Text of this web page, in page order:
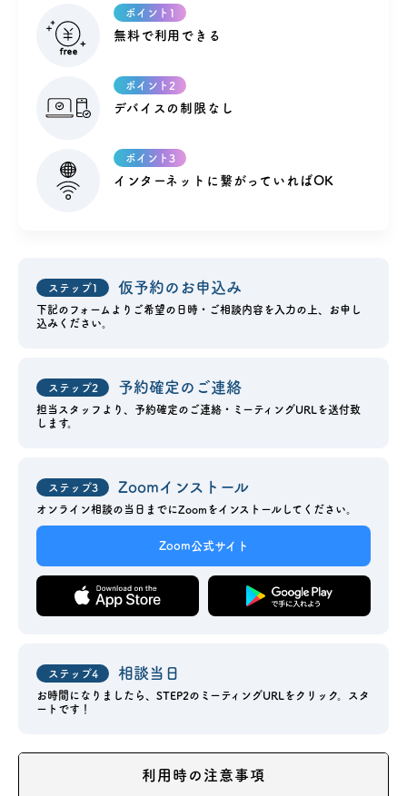
キャンペーン
モデルハウス見学・ご予約
会員登録
オンライン無料相談
お電話
営業時間: AM9:30-PM8:00
定休: 水曜・第一火曜
船橋スタジオ 0120-787-221
公式アカウント
ポイント1
無料で利用できる
ポイント2
デバイスの制限なし
ポイント3
インターネットに繋がっていればOK
ステップ1 仮予約のお申込み
下記のフォームよりご希望の日時・ご相談内容を入力の上、
お申し
込みください。
ステップ2 予約確定のご連絡
担当スタッフより、予約確定のご連絡・ミーティングURLを送付致
します。
ステップ3 Zoomインストール
オンライン相談の当日までにZoomをインストールしてください。
Zoom公式サイト
ステップ4 相談当日
お時間になりましたら、STEP2のミーティングURLをクリック。
スタ
ートです！
利用時の注意事項